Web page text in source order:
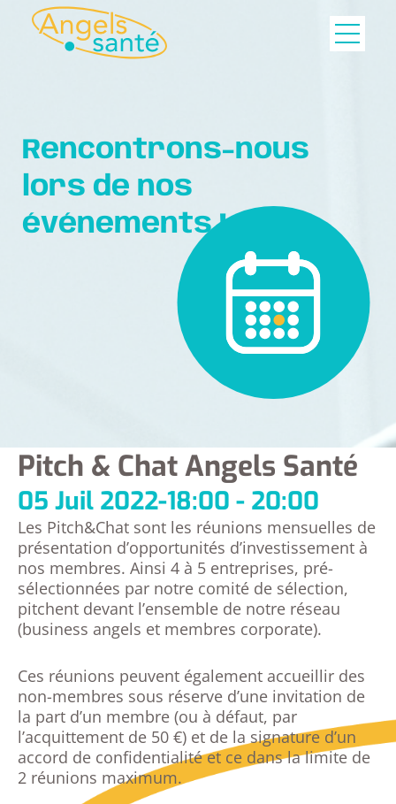
Rencontrons-nous
lors de nos
événements !
Pitch & Chat Angels Santé
05 Juil 2022-18:00 - 20:00
Les Pitch&Chat sont les réunions mensuelles de
présentation d’opportunités d’investissement à
nos membres. Ainsi 4 à 5 entreprises, pré-
sélectionnées par notre comité de sélection,
pitchent devant l’ensemble de notre réseau
(business angels et membres corporate).
Ces réunions peuvent également accueillir des
non-membres sous réserve d’une invitation de
la part d’un membre (ou à défaut, par
l’acquittement de 50 €) et de la signature d’un
accord de confidentialité et ce dans la limite de
2 réunions maximum.